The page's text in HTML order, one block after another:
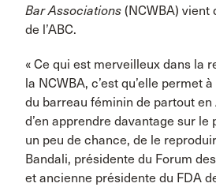
Bar Associations (NCWBA) vient
de l’ABC.
« Ce qui est merveilleux dans la
la NCWBA, c’est qu’elle permet
du barreau féminin de partout
d’en apprendre davantage sur le
un peu de chance, de le
Bandali, présidente du Forum
et ancienne présidente du FDA